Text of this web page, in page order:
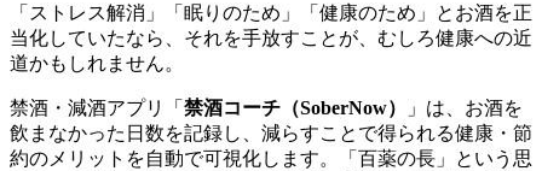
「ストレス解消」「眠りのため」「健康のため」とお酒を正
当化していたなら、それを手放すことが、むしろ健康への近
道かもしれません。
禁酒・減酒アプリ「 禁酒コーチ（SoberNow）
」は、お酒を
飲まなかった日数を記録し、減らすことで得られる健康・節
約のメリットを自動で可視化します。「百薬の長」という思